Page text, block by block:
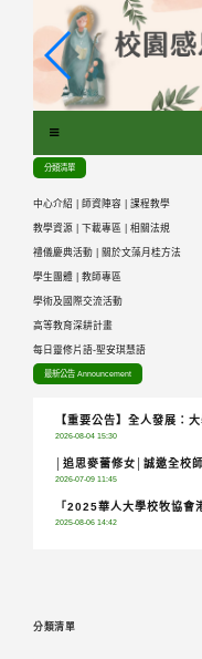
分類清單
中心介紹 師資陣容 課程教學
教學資源 下載專區 相關法規
禮儀慶典活動 關於文藻月桂方法
學生團體 教師專區
學術及國際交流活動
高等教育深耕計畫
每日靈修片語-聖安琪慧語
最新公告 Announcement
【重要公告】全人發展：
2026-08-04 15:30
│追思麥蕾修女│誠邀全校
2026-07-09 11:45
「2025華人大學校牧協會
2025-08-06 14:42
分類清單